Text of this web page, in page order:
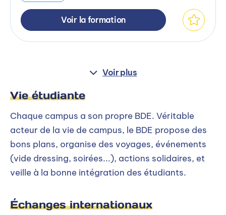
Voir la formation
Voir plus
Vie étudiante
Chaque campus a son propre BDE. Véritable
acteur de la vie de campus, le BDE propose des
bons plans, organise des voyages, événements
(vide dressing, soirées...), actions solidaires, et
veille à la bonne intégration des étudiants.
Échanges internationaux